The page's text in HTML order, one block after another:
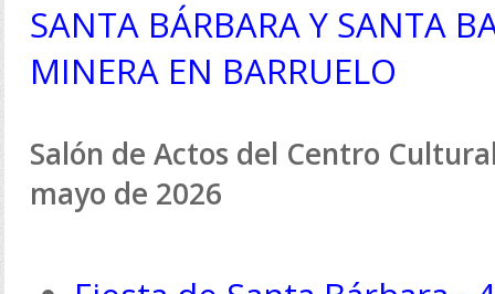
SANTA BÁRBARA Y SANTA
MINERA EN BARRUELO
Salón de Actos del Centro
mayo de 2026